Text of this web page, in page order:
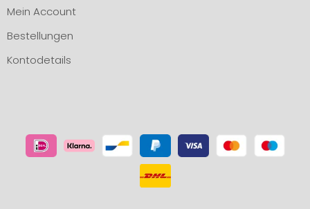
Mein Account
Bestellungen
Kontodetails